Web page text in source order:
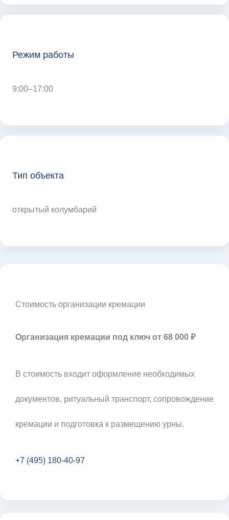
Режим работы
9:00–17:00
Тип объекта
открытый колумбарий
Стоимость организации кремации
Организация кремации под ключ от 68 000 ₽
В стоимость входит оформление необходимых
документов, ритуальный транспорт, сопровождение
кремации и подготовка к размещению урны.
+7 (495) 180-40-97